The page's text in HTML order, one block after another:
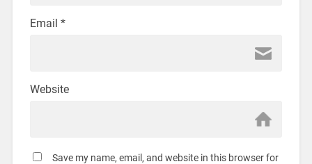
Email *
Website
Save my name, email, and website in this browser for